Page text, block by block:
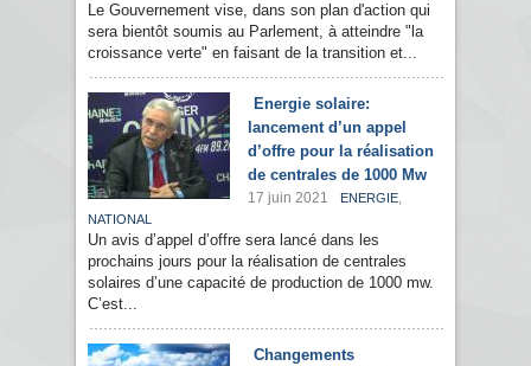
Le Gouvernement vise, dans son plan d'action qui
sera bientôt soumis au Parlement, à atteindre "la
croissance verte" en faisant de la transition et...
Energie solaire:
lancement d’un appel
d’offre pour la réalisation
de centrales de 1000 Mw
17 juin 2021 ENERGIE,
NATIONAL
Un avis d’appel d’offre sera lancé dans les
prochains jours pour la réalisation de centrales
solaires d’une capacité de production de 1000 mw.
C’est...
Changements